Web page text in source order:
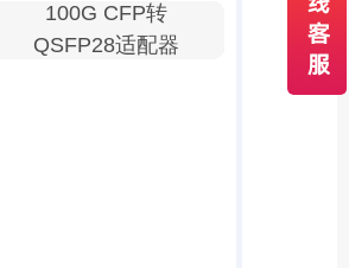
100G CFP转
QSFP28适配器